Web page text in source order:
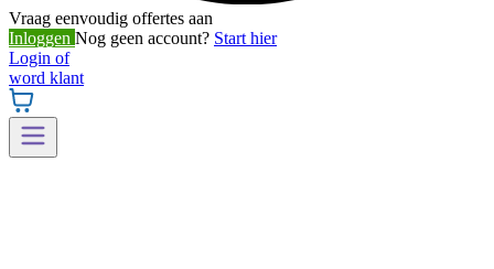
Vraag eenvoudig offertes aan
Inloggen Nog geen account? Start hier
Login of
word klant